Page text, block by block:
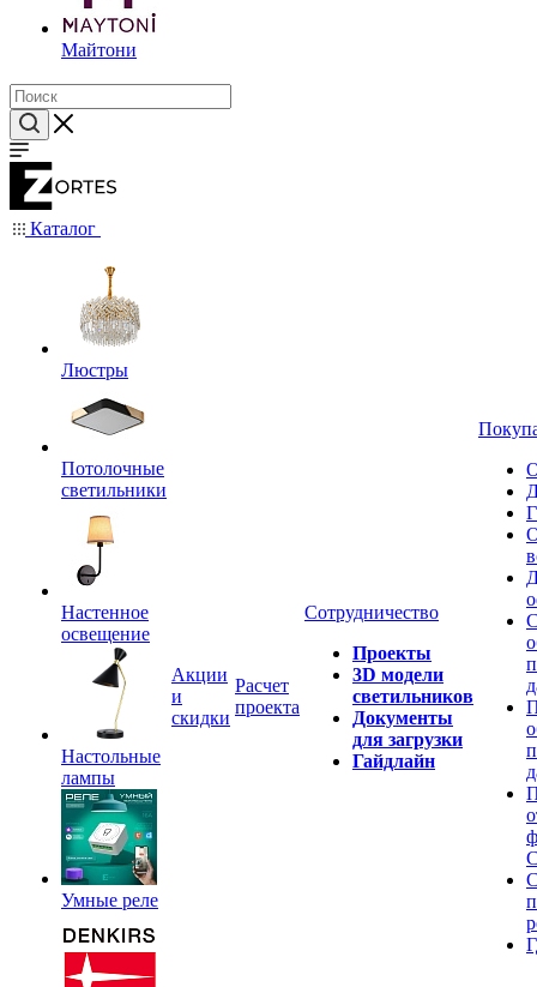
Майтони
Каталог
Люстры
Потолочные
светильники
Настенное
освещение
Настольные
лампы
Умные реле
Акции
и
скидки
Расчет
проекта
Сотрудничество
Проекты
3D модели
светильников
Документы
для загрузки
Гайдлайн